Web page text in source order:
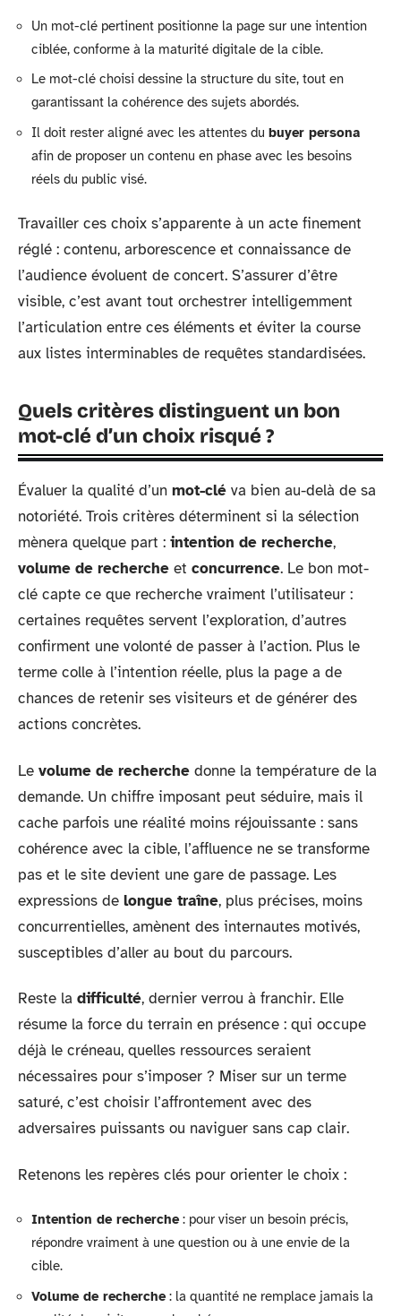
Un mot-clé pertinent positionne la page sur une intention
ciblée, conforme à la maturité digitale de la cible.
Le mot-clé choisi dessine la structure du site, tout en
garantissant la cohérence des sujets abordés.
Il doit rester aligné avec les attentes du buyer persona
afin de proposer un contenu en phase avec les besoins
réels du public visé.
Travailler ces choix s’apparente à un acte finement
réglé : contenu, arborescence et connaissance de
l’audience évoluent de concert. S’assurer d’être
visible, c’est avant tout orchestrer intelligemment
l’articulation entre ces éléments et éviter la course
aux listes interminables de requêtes standardisées.
Quels critères distinguent un bon
mot-clé d’un choix risqué ?
Évaluer la qualité d’un mot-clé va bien au-delà de sa
notoriété. Trois critères déterminent si la sélection
mènera quelque part : intention de recherche,
volume de recherche et concurrence. Le bon mot-
clé capte ce que recherche vraiment l’utilisateur :
certaines requêtes servent l’exploration, d’autres
confirment une volonté de passer à l’action. Plus le
terme colle à l’intention réelle, plus la page a de
chances de retenir ses visiteurs et de générer des
actions concrètes.
Le volume de recherche donne la température de la
demande. Un chiffre imposant peut séduire, mais il
cache parfois une réalité moins réjouissante : sans
cohérence avec la cible, l’affluence ne se transforme
pas et le site devient une gare de passage. Les
expressions de longue traîne, plus précises, moins
concurrentielles, amènent des internautes motivés,
susceptibles d’aller au bout du parcours.
Reste la difficulté, dernier verrou à franchir. Elle
résume la force du terrain en présence : qui occupe
déjà le créneau, quelles ressources seraient
nécessaires pour s’imposer ? Miser sur un terme
saturé, c’est choisir l’affrontement avec des
adversaires puissants ou naviguer sans cap clair.
Retenons les repères clés pour orienter le choix :
Intention de recherche: pour viser un besoin précis,
répondre vraiment à une question ou à une envie de la
cible.
Volume de recherche: la quantité ne remplace jamais la